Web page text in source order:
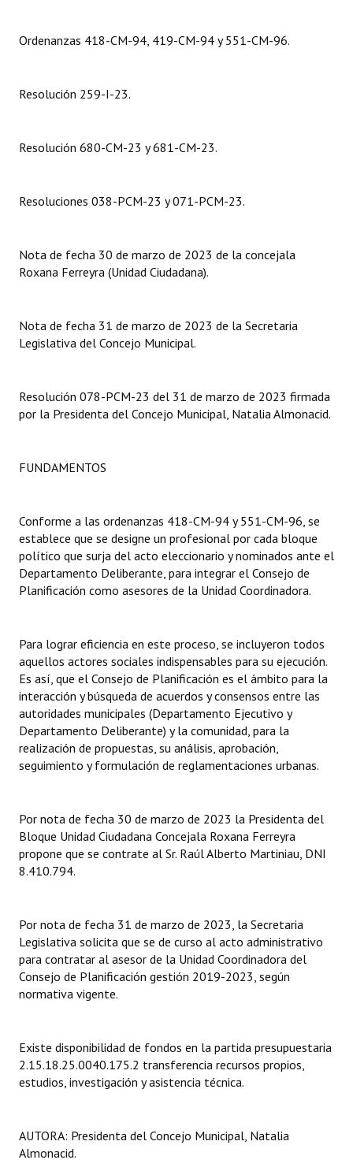
DOCUMENTOS
Dictámenes Asesoría Letrada
Informes de Unidad Coordinadora
Actas de Audiencias Públicas
Comunicaciones
Resoluciones
INSTITUCIONAL
Noticias Destacadas
Registros y Distinciones
Premio al Mérito - Registro
Audiencias Públicas - Registro
Mujeres que Dejaron Huellas - Registro
Periodistas Decanos - Registro
Ciudadano Ilustre - Registro
Huéspedes de Honor - Registro
Antiguos Pobladores - Registro
Bariloche, Municipio intercultural
Entrega de distinciones
REFORMA DE LA CARTA ORGÁNICA
Ordenanzas 418-CM-94, 419-CM-94 y 551-CM-96.
Resolución 259-I-23.
Resolución 680-CM-23 y 681-CM-23.
Resoluciones 038-PCM-23 y 071-PCM-23.
Nota de fecha 30 de marzo de 2023 de la concejala
Roxana Ferreyra (Unidad Ciudadana).
Nota de fecha 31 de marzo de 2023 de la Secretaria
Legislativa del Concejo Municipal.
Resolución 078-PCM-23 del 31 de marzo de 2023 firmada
por la Presidenta del Concejo Municipal, Natalia Almonacid.
FUNDAMENTOS
Conforme a las ordenanzas 418-CM-94 y 551-CM-96, se
establece que se designe un profesional por cada bloque
político que surja del acto eleccionario y nominados ante el
Departamento Deliberante, para integrar el Consejo de
Planificación como asesores de la Unidad Coordinadora.
Para lograr eficiencia en este proceso, se incluyeron todos
aquellos actores sociales indispensables para su ejecución.
Es así, que el Consejo de Planificación es el ámbito para la
interacción y búsqueda de acuerdos y consensos entre las
autoridades municipales (Departamento Ejecutivo y
Departamento Deliberante) y la comunidad, para la
realización de propuestas, su análisis, aprobación,
seguimiento y formulación de reglamentaciones urbanas.
Por nota de fecha 30 de marzo de 2023 la Presidenta del
Bloque Unidad Ciudadana Concejala Roxana Ferreyra
propone que se contrate al Sr. Raúl Alberto Martiniau, DNI
8.410.794.
Por nota de fecha 31 de marzo de 2023, la Secretaria
Legislativa solicita que se de curso al acto administrativo
para contratar al asesor de la Unidad Coordinadora del
Consejo de Planificación gestión 2019-2023, según
normativa vigente.
Existe disponibilidad de fondos en la partida presupuestaria
2.15.18.25.0040.175.2 transferencia recursos propios,
estudios, investigación y asistencia técnica.
AUTORA: Presidenta del Concejo Municipal, Natalia
Almonacid.